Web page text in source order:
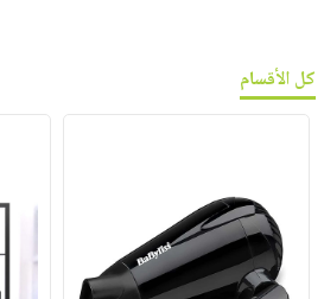
كل الأقسام